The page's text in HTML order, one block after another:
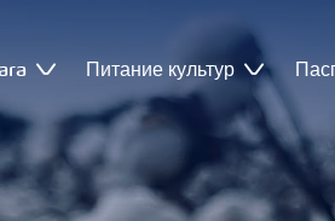
Питание культур